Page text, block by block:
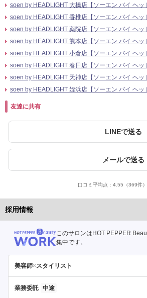
soen by HEADLIGHT 大橋店【ソーエン バイ ヘッ
soen by HEADLIGHT 香椎店【ソーエン バイ ヘッ
soen by HEADLIGHT 薬院店【ソーエン バイ ヘッ
soen by HEADLIGHT 熊本店【ソーエン バイ ヘッ
soen by HEADLIGHT 小倉店【ソーエン バイ ヘッ
soen by HEADLIGHT 春日店【ソーエン バイ ヘッ
soen by HEADLIGHT 天神店【ソーエン バイ ヘッ
soen by HEADLIGHT 姪浜店【ソーエン バイ ヘッ
友達に共有
LINEで送る
メールで送る
口コミ平均点： 4.55 （369件）
採用情報
このサロンはHOT PEPPER
集中です。
美容師×スタイリスト
業務委託